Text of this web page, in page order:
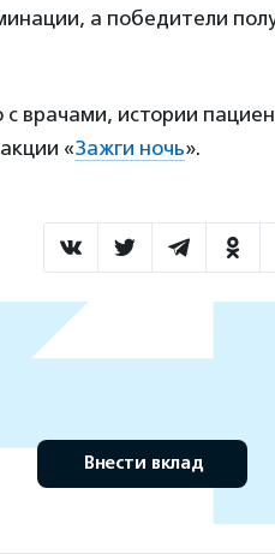
а победители
врачами, истории
«Зажги ночь».
Внести вклад